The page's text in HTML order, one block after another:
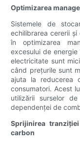
Optimizarea
Sistemele de
echilibrarea cererii
în optimizarea
excesului de
electricitate sunt
când prețurile sunt
ajuta la reducerea
consumatori. Acest
utilizării surselor
dependenței de
Sprijinirea
carbon